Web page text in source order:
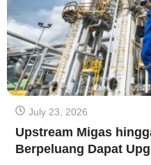
July 23, 2026
Upstream Migas
Berpeluang Dapat